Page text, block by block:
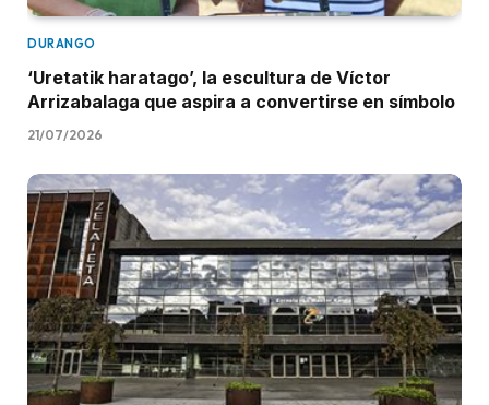
DURANGO
‘Uretatik haratago’, la escultura de Víctor
Arrizabalaga que aspira a convertirse en símbolo
21/07/2026